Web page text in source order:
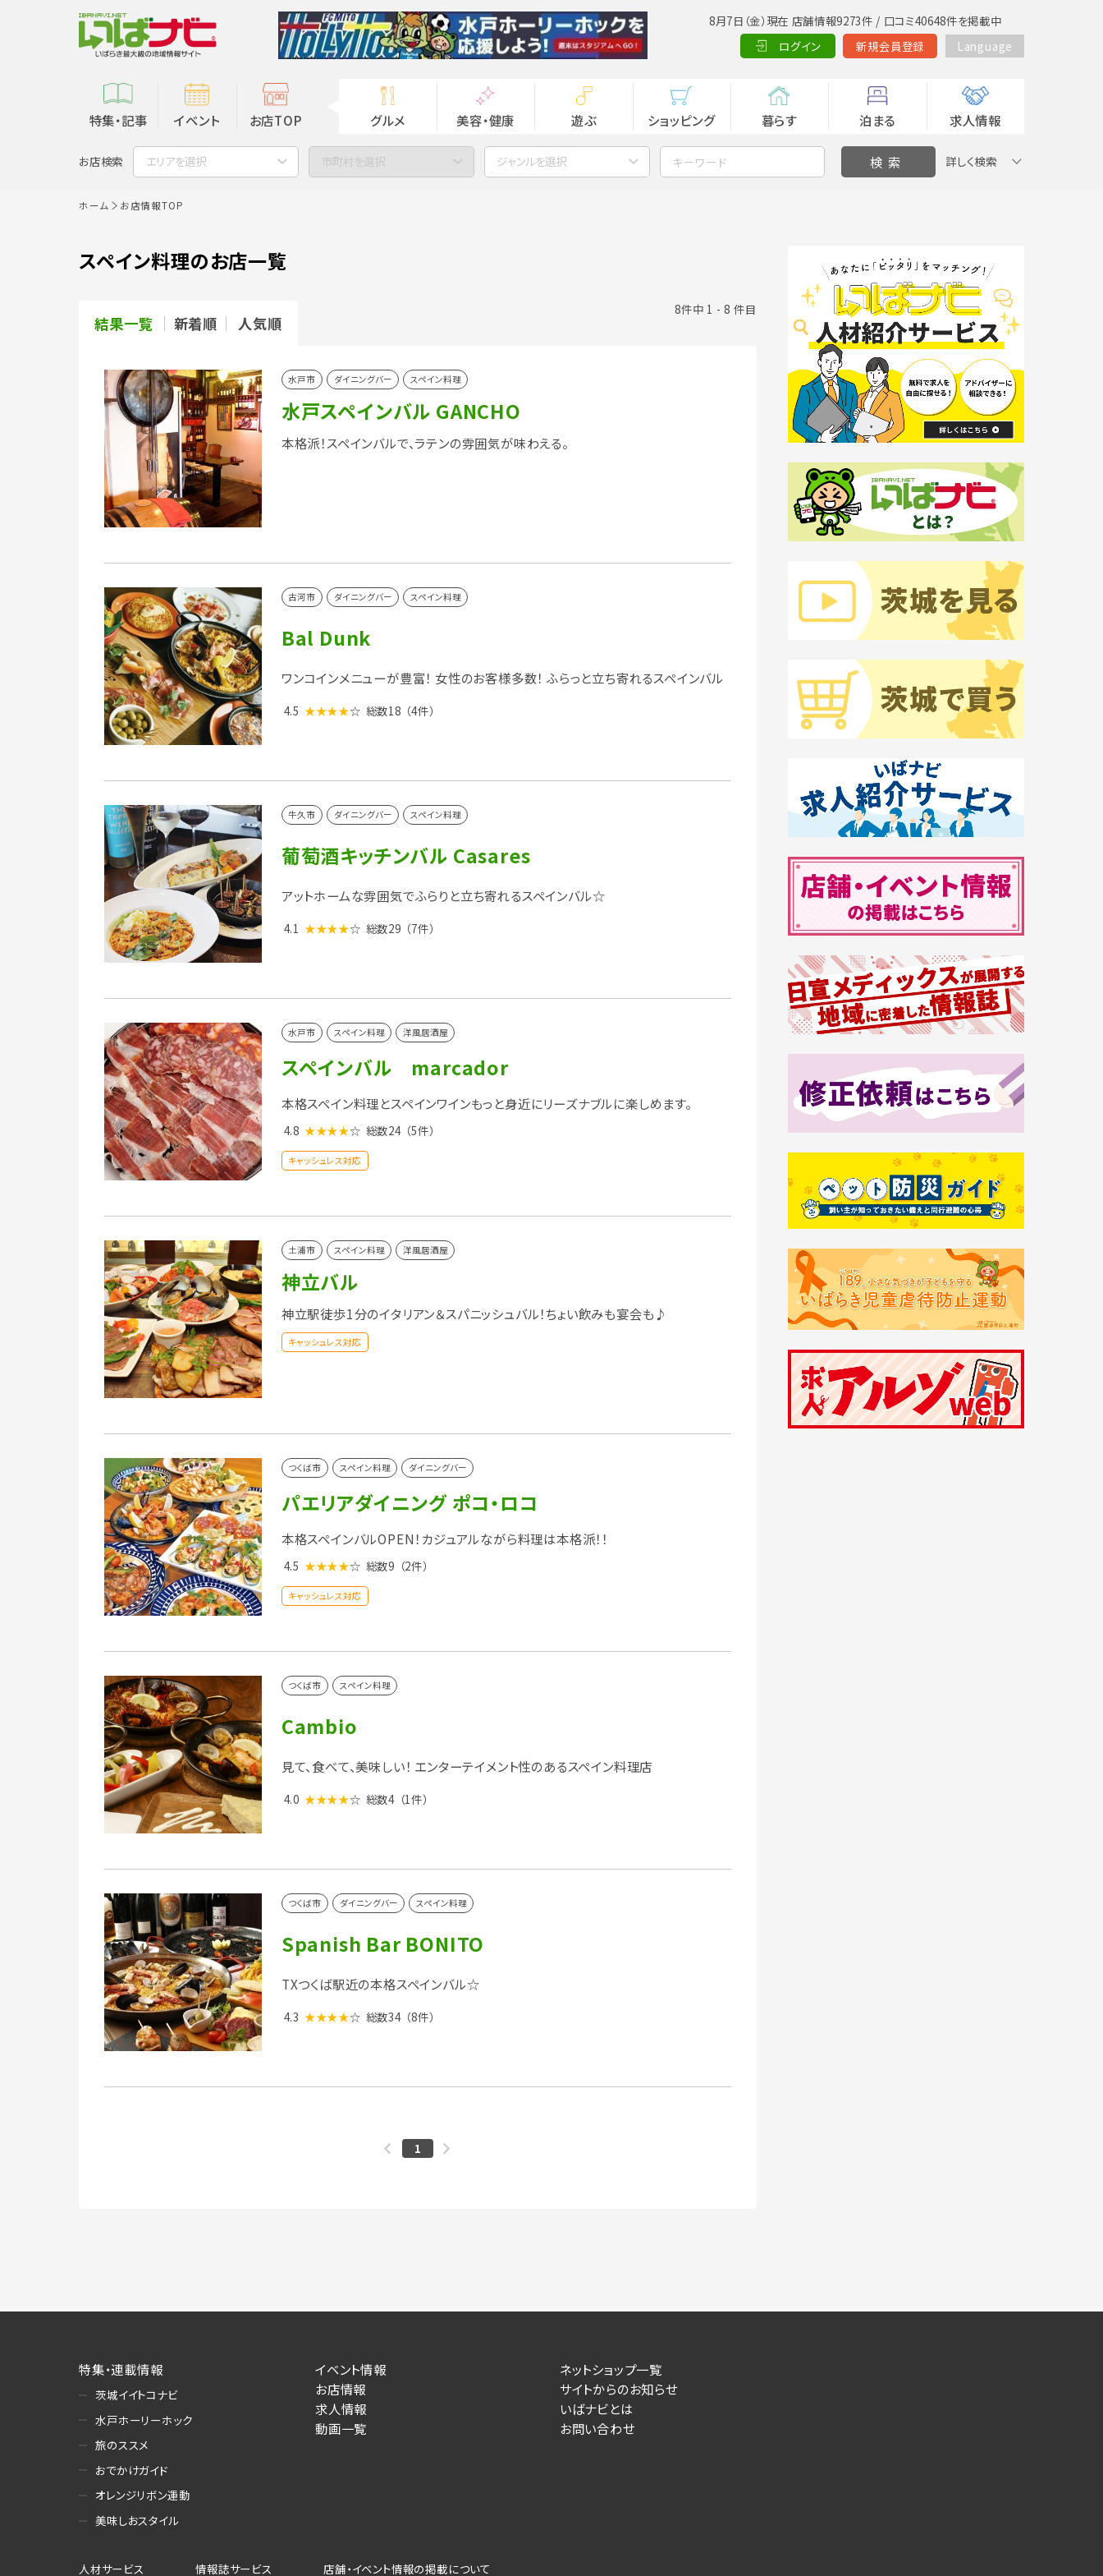
8月7日（金）現在 店舗情報9273件 / 口コミ40648件を掲載中
ログイン
新規会員登録 Language
特集・記事 イベント お店TOP グルメ 美容・健康 遊ぶ ショッピング 暮らす 泊まる 求人情報
お店検索 エリアを選択 市町村を選択 ジャンルを選択 詳しく検索
ホーム お店情報TOP
スペイン料理のお店一覧
結果一覧 新着順 人気順
8件中 1 - 8 件目
水戸市 ダイニングバー スペイン料理
水戸スペインバル GANCHO
本格派！スペインバルで、ラテンの雰囲気が味わえる。
古河市 ダイニングバー スペイン料理
Bal Dunk
ワンコインメニューが豊富！ 女性のお客様多数！ ふらっと立ち寄れるスペインバル
4.5 ★★★★☆ 総数18 （4件）
牛久市 ダイニングバー スペイン料理
葡萄酒キッチンバル Casares
アットホームな雰囲気でふらりと立ち寄れるスペインバル☆
4.1 ★★★★☆ 総数29 （7件）
水戸市 スペイン料理 洋風居酒屋
スペインバル marcador
本格スペイン料理とスペインワインもっと身近にリーズナブルに楽しめます。
4.8 ★★★★☆ 総数24 （5件）
キャッシュレス対応
土浦市 スペイン料理 洋風居酒屋
神立バル
神立駅徒歩1分のイタリアン＆スパニッシュバル！ちょい飲みも宴会も♪
キャッシュレス対応
つくば市 スペイン料理 ダイニングバー
パエリアダイニング ポコ・ロコ
本格スペインバルOPEN！カジュアルながら料理は本格派！！
4.5 ★★★★☆ 総数9 （2件）
キャッシュレス対応
つくば市 スペイン料理
Cambio
見て、食べて、美味しい！ エンターテイメント性のあるスペイン料理店
4.0 ★★★★☆ 総数4 （1件）
つくば市 ダイニングバー スペイン料理
Spanish Bar BONITO
TXつくば駅近の本格スペインバル☆
4.3 ★★★★☆ 総数34 （8件）
1
特集・連載情報
茨城イイトコナビ
水戸ホーリーホック
旅のススメ
おでかけガイド
オレンジリボン運動
美味しおスタイル
イベント情報
お店情報
求人情報
動画一覧
ネットショップ一覧
サイトからのお知らせ
いばナビとは
お問い合わせ
人材サービス 情報誌サービス 店舗・イベント情報の掲載について